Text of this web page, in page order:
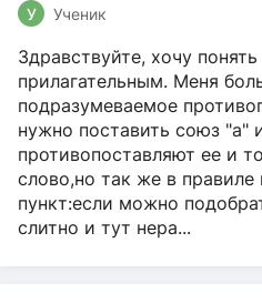
У Ученик
Здравствуйте, хочу
прилагательным. Меня
подразумеваемое
нужно поставить союз "а"
противопоставляют ее и
слово,но так же в правиле
пункт:если можно
слитно и тут нера...